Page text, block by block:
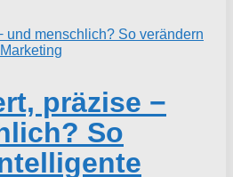
präzise −
So